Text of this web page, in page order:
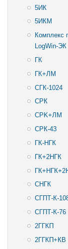
5ИК
5ИКМ
Комплекс
LogWin-ЭК
ГК
ГК+ЛМ
СГК-1024
СРК
CPK+ЛМ
СРК-43
ГК-НГК
ГК+2НГК
СНГК
СГПТ-К-
СГПТ-К-76
2ГГКП
2ГГКП+КВ